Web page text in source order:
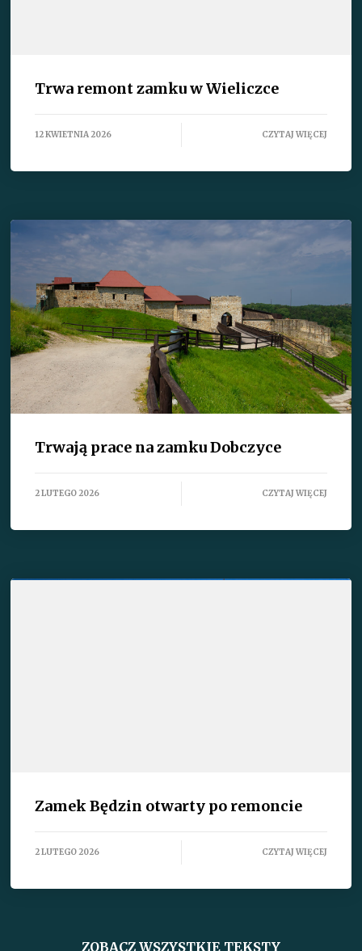
Trwa remont zamku w Wieliczce
12 KWIETNIA 2026 CZYTAJ WIĘCEJ
Trwają prace na zamku Dobczyce
2 LUTEGO 2026 CZYTAJ WIĘCEJ
Zamek Będzin otwarty po remoncie
2 LUTEGO 2026 CZYTAJ WIĘCEJ
ZOBACZ WSZYSTKIE TEKSTY